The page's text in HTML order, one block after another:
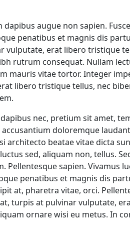
augue non sapien.
penatibus et magnis dis
vulputate, erat libero tristique
rutrum consequat. Nullam
mauris vitae tortor. Integer
libero tristique tellus, nec
nec, pretium sit amet,
doloremque
architecto beatae vitae dicta
sed, aliquam non, tellus.
Pellentesque sapien. Vivamus
penatibus et magnis dis
at, pharetra vitae, orci.
turpis at pulvinar vulputate,
ornare wisi eu metus. In